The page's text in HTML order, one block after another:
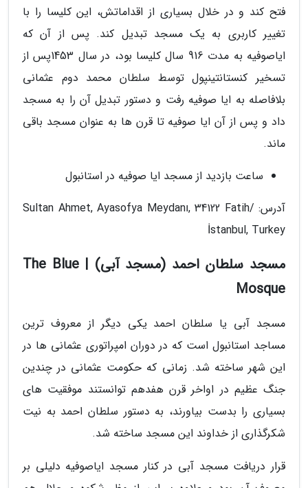
فتح کند و در خلال بسیاری از اقداماتش، این کلیسا را با
تغییر کاربری به یک مسجد تبدیل کند. پس از آن که
ایاصوفیه به مدت 916 سال کلیسا بود، در سال 1453پس از
تسخیر کنستانتینپول توسط سلطان محمد دوم عثمانی
بلافاصله به ایا صوفیه رفت و دستور تبدیل آن را به مسجد
داد و پس از آن ایا صوفیه تا قرن ها به عنوان مسجد باقی
ماند.
ساعت بازدید از مسجد ایا صوفیه در استانبول
آدرس: Sultan Ahmet, Ayasofya Meydanı, 34122 Fatih/
İstanbul, Turkey
مسجد سلطان احمد (مسجد آبی) | The Blue
Mosque
مسجد آبی یا سلطان احمد یکی دیگر از معروف ترین
مساجد استانبول است که در دوران امپراتوری عثمانی ها در
این شهر ساخته شد. زمانی که حکومت عثمانی در چندین
جنگ عظیم در اواخر قرن هفدهم توانستند موفقیت های
بسیاری را بدست بیاورند، به دستور سلطان احمد به نیت
شکرگذاری از خداوند این مسجد ساخته شد.
قرار دریافت مسجد آبی در کنار مسجد ایاصوفیه دلیلی بر